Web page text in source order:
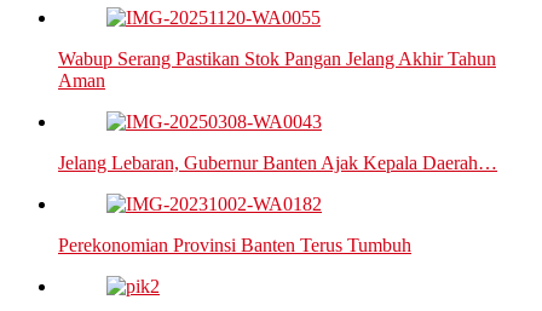
Wabup Serang Pastikan Stok Pangan Jelang Akhir Tahun
Aman
Jelang Lebaran, Gubernur Banten Ajak Kepala Daerah…
Perekonomian Provinsi Banten Terus Tumbuh